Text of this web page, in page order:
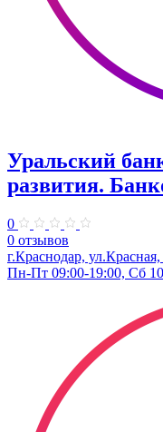
Уральский
развития.
0
0 отзывов
г.Краснодар, ул.Красная,
Пн-Пт 09:00-19:00, Сб